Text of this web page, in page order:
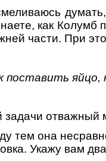
как Колумб
части. При
поставить
задачи отважный
тем она
Укажу вам